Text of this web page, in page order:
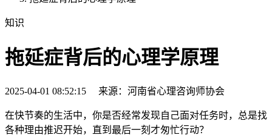
知识
拖延症背后的心理学原理
2025-04-01 08:52:15 来源：河南省心理咨询师协会
在快节奏的生活中，你是否经常发现自己面对任务时，总是找
各种理由推迟开始，直到最后一刻才匆忙行动？